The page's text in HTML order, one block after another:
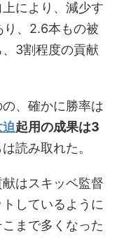
により、減少す
、2.6本もの被
3割程度の貢献
、確かに勝率は
迫起用の成果は3
読み取れた。
はスキッベ監督
しているように
まで多くなった